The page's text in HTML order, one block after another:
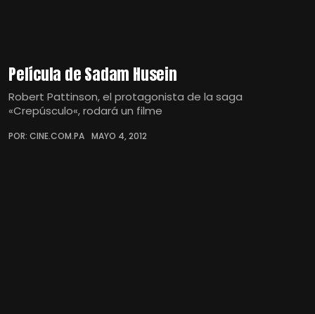
Película de Sadam Husein
Robert Pattinson, el protagonista de la saga
«Crepúsculo«, rodará un filme
POR: CINE.COM.PA MAYO 4, 2012